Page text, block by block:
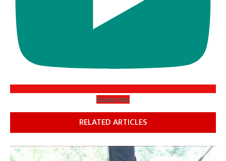
Subscribe
RELATED ARTICLES